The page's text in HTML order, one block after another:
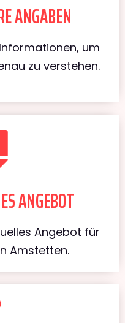
ANGABEN
um
zu verstehen.
ANGEBOT
Angebot für
Amstetten.